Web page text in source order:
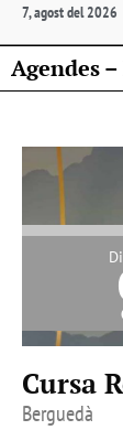
7, agost del 2026
Agendes
Cursa
Berguedà